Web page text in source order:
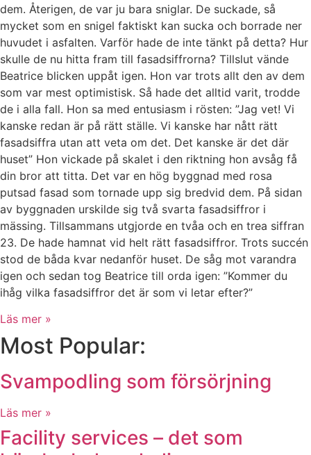
dem. Återigen, de var ju bara sniglar. De suckade, så
mycket som en snigel faktiskt kan sucka och borrade ner
huvudet i asfalten. Varför hade de inte tänkt på detta? Hur
skulle de nu hitta fram till fasadsiffrorna? Tillslut vände
Beatrice blicken uppåt igen. Hon var trots allt den av dem
som var mest optimistisk. Så hade det alltid varit, trodde
de i alla fall. Hon sa med entusiasm i rösten: ”Jag vet! Vi
kanske redan är på rätt ställe. Vi kanske har nått rätt
fasadsiffra utan att veta om det. Det kanske är det där
huset” Hon vickade på skalet i den riktning hon avsåg få
din bror att titta. Det var en hög byggnad med rosa
putsad fasad som tornade upp sig bredvid dem. På sidan
av byggnaden urskilde sig två svarta fasadsiffror i
mässing. Tillsammans utgjorde en tvåa och en trea siffran
23. De hade hamnat vid helt rätt fasadsiffror. Trots succén
stod de båda kvar nedanför huset. De såg mot varandra
igen och sedan tog Beatrice till orda igen: ”Kommer du
ihåg vilka fasadsiffror det är som vi letar efter?”
Läs mer »
Most Popular:
Svampodling som försörjning
Läs mer »
Facility services – det som